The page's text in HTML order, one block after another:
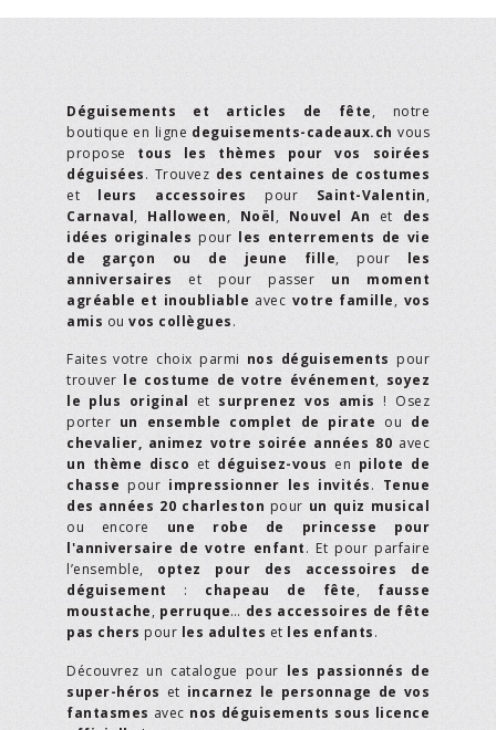
Déguisements et articles de fête, notre
boutique en ligne deguisements-cadeaux.ch vous
propose tous les thèmes pour vos soirées
déguisées. Trouvez des centaines de costumes
et leurs accessoires pour Saint-Valentin,
Carnaval, Halloween, Noël, Nouvel An et des
idées originales pour les enterrements de vie
de garçon ou de jeune fille, pour les
anniversaires et pour passer un moment
agréable et inoubliable avec votre famille, vos
amis ou vos collègues.
Faites votre choix parmi nos déguisements pour
trouver le costume de votre événement, soyez
le plus original et surprenez vos amis ! Osez
porter un ensemble complet de pirate ou de
chevalier, animez votre soirée années 80 avec
un thème disco et déguisez-vous en pilote de
chasse pour impressionner les invités. Tenue
des années 20 charleston pour un quiz musical
ou encore une robe de princesse pour
l'anniversaire de votre enfant. Et pour parfaire
l’ensemble, optez pour des accessoires de
déguisement : chapeau de fête, fausse
moustache, perruque… des accessoires de fête
pas chers pour les adultes et les enfants.
Découvrez un catalogue pour les passionnés de
super-héros et incarnez le personnage de vos
fantasmes avec nos déguisements sous licence